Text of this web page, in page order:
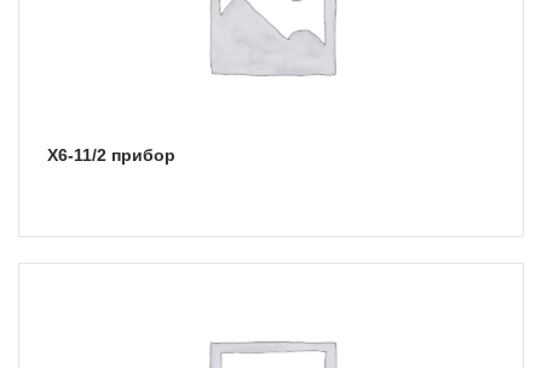
Х6-11/2 прибор